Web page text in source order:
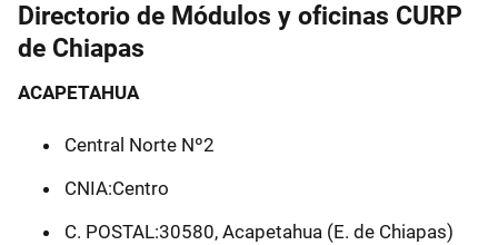
Directorio de Módulos y oficinas CURP
de Chiapas
ACAPETAHUA
Central Norte Nº2
CNIA:Centro
C. POSTAL:30580, Acapetahua (E. de Chiapas)